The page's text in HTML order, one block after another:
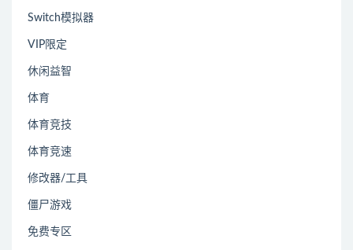
Switch模拟器
VIP限定
休闲益智
体育
体育竞技
体育竞速
修改器/工具
僵尸游戏
免费专区